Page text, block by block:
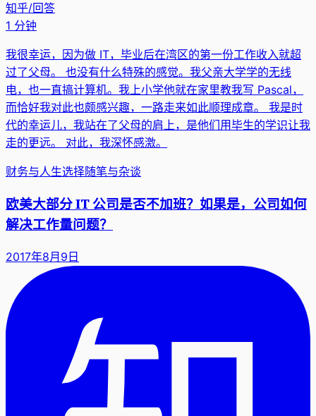
知乎/回答
1 分钟
我很幸运，因为做 IT，毕业后在湾区的第一份工作收入就超
过了父母。 也没有什么特殊的感觉。我父亲大学学的无线
电，也一直搞计算机。我上小学他就在家里教我写 Pascal，
而恰好我对此也颇感兴趣，一路走来如此顺理成章。 我是时
代的幸运儿，我站在了父母的肩上，是他们用毕生的学识让我
走的更远。 对此，我深怀感激。
财务与人生选择随笔与杂谈
欧美大部分 IT 公司是否不加班？如果是，公司如何
解决工作量问题？
2017年8月9日